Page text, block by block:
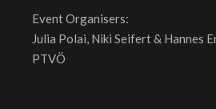
Event Organisers:
Julia Polai, Niki Seifert & Hannes
PTVÖ